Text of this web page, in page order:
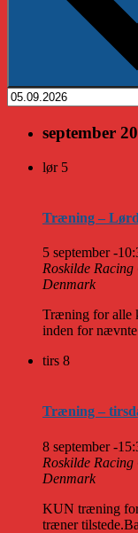
september
lør 5
Træning –
5 september -
Roskilde Racing
Denmark
Træning for alle
inden for
tirs 8
Træning –
8 september -
Roskilde Racing
Denmark
KUN træning
træner